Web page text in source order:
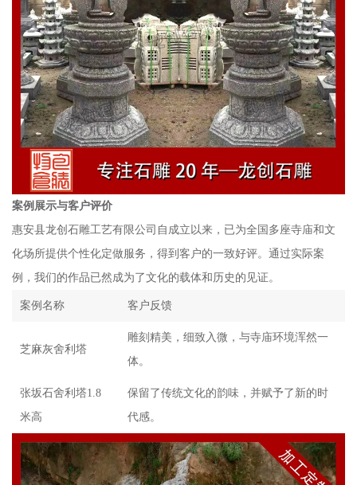
案例展示与客户评价
惠安县龙创石雕工艺有限公司自成立以来，已为全国多座寺庙和文
化场所提供个性化定做服务，得到客户的一致好评。通过实际案
例，我们的作品已然成为了文化的载体和历史的见证。
案例名称 客户反馈
芝麻灰舍利塔
雕刻精美，细致入微，与寺庙环境浑然一
体。
张坂石舍利塔1.8
米高
保留了传统文化的韵味，并赋予了新的时
代感。